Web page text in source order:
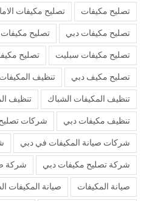
تصليح مكيفات تصليح مكيفات
تصليح مكيفات دبي تصليح مكيفات
تصليح مكيفات سبليت تصليح
تصليح مكيف دبي تنظيف المكيفات
تنظيف المكيفات الشباك تنظيف
تنظيف مكيفات دبي شركات
شركات صيانة المكيفات في دبي
شركة تصليح مكيفات دبي شركة
صيانة المكيفات صيانة المكيفات